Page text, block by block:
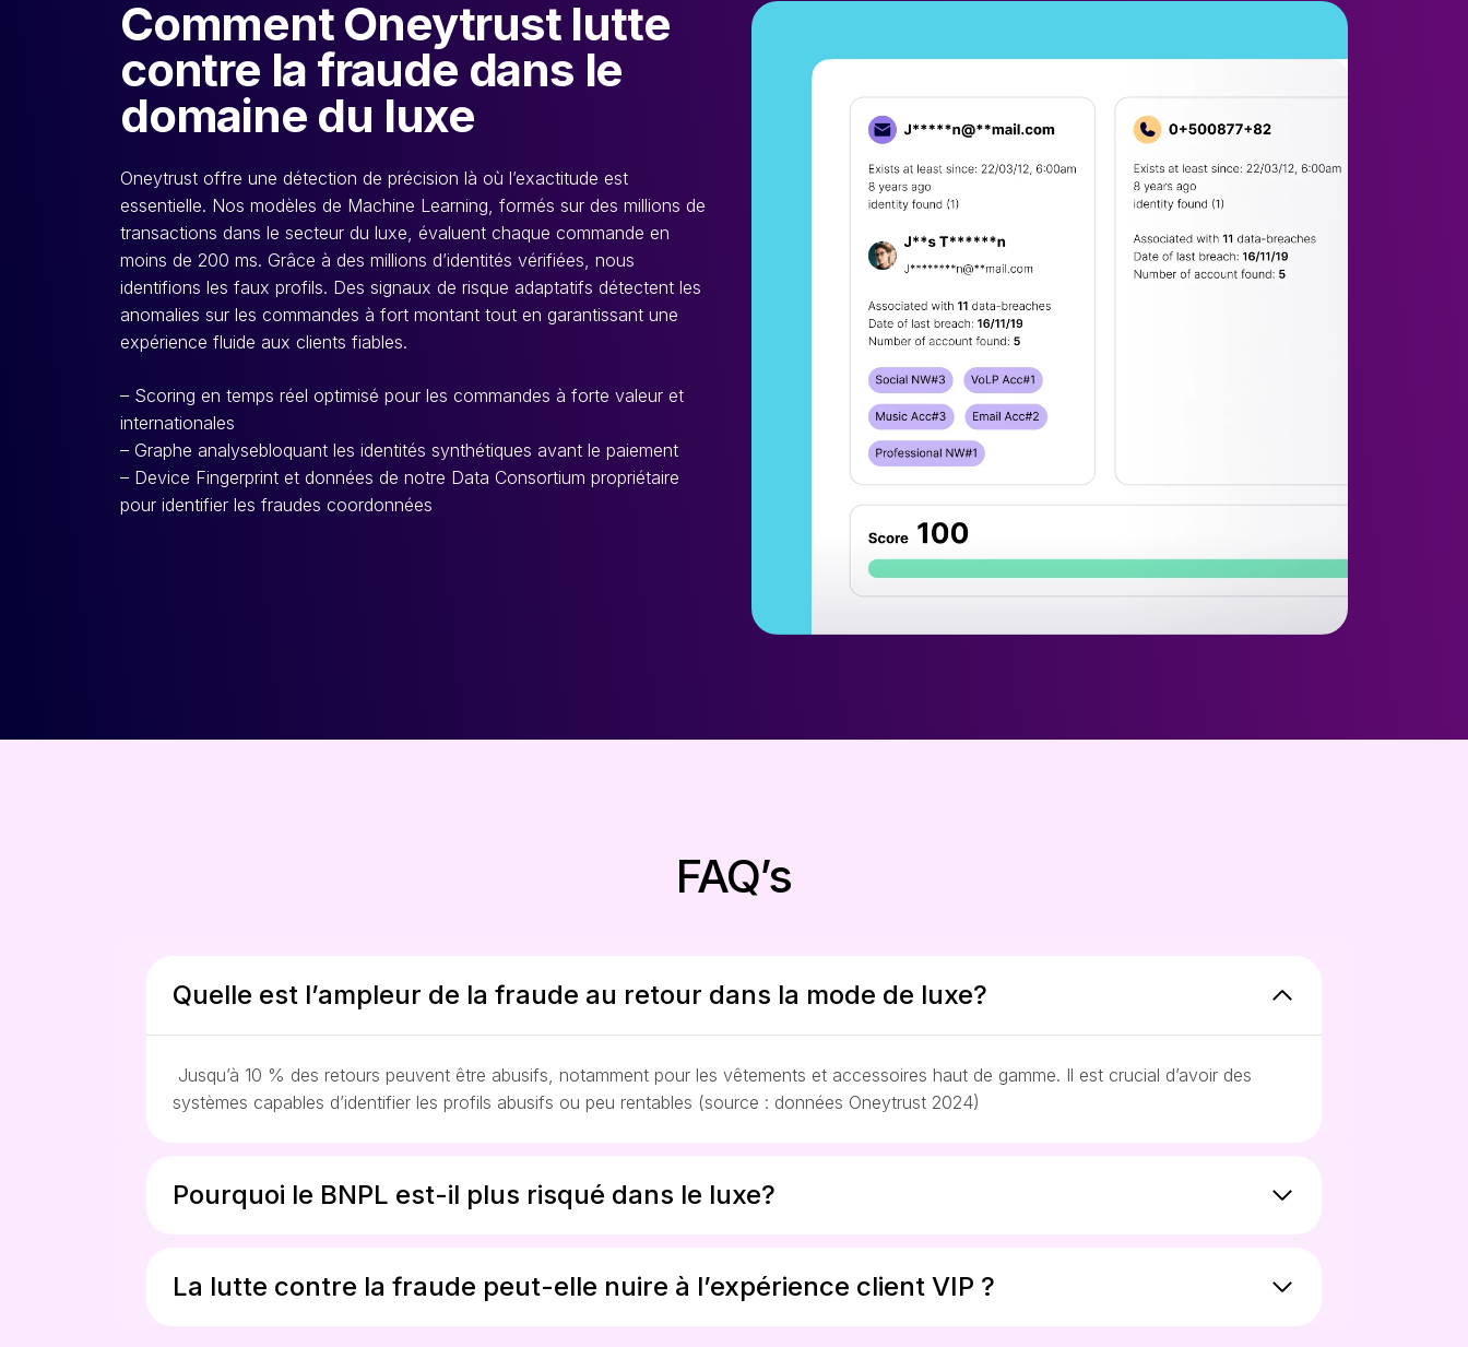
Comment Oneytrust lutte
contre la fraude dans le
domaine du luxe
Oneytrust offre une détection de précision là où l’exactitude est
essentielle. Nos modèles de Machine Learning, formés sur des millions de
transactions dans le secteur du luxe, évaluent chaque commande en
moins de 200 ms. Grâce à des millions d’identités vérifiées, nous
identifions les faux profils. Des signaux de risque adaptatifs détectent les
anomalies sur les commandes à fort montant tout en garantissant une
expérience fluide aux clients fiables.
– Scoring en temps réel optimisé pour les commandes à forte valeur et
internationales
– Graphe analysebloquant les identités synthétiques avant le paiement
– Device Fingerprint et données de notre Data Consortium propriétaire
pour identifier les fraudes coordonnées
FAQ’s
Quelle est l’ampleur de la fraude au retour dans la mode de luxe?
Jusqu’à 10 % des retours peuvent être abusifs, notamment pour les vêtements et accessoires haut de gamme. Il est crucial d’avoir des
systèmes capables d’identifier les profils abusifs ou peu rentables (source : données Oneytrust 2024)
Pourquoi le BNPL est-il plus risqué dans le luxe?
La lutte contre la fraude peut-elle nuire à l’expérience client VIP ?